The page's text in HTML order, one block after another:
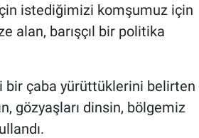
istediğimizi komşumuz için
alan, barışçıl bir politika
bir çaba yürüttüklerini belirten
gözyaşları dinsin, bölgemiz